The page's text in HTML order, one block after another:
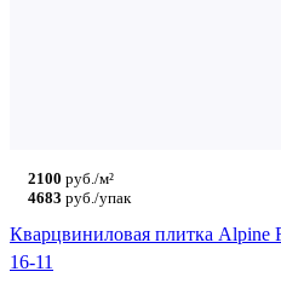
2100 руб./м²
4683 руб./упак
Кварцвиниловая плитка
16-11